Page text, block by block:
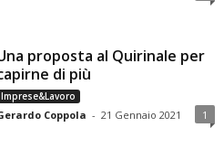
proposta al Quirinale per
di più
Imprese&Lavoro
Coppola - 21 Gennaio 2021 1